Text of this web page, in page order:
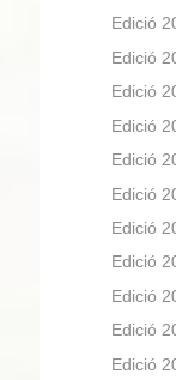
Edició
Edició
Edició
Edició
Edició
Edició
Edició
Edició
Edició
Edició
Edició